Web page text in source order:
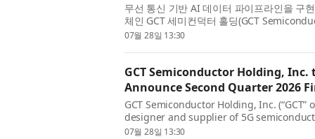
무선 통신 기반 AI 데이터 파이프라인을 구
체인 GCT 세미컨덕터 홀딩(GCT
거래소: GCTS)은 2026년 6월 30일 마...
07월 28일 13:30
GCT Semiconductor Holding,
Announce Second Quarter 2026
GCT Semiconductor Holding, Inc. (“GCT”
designer and supplier of 5G
wireless connectivity, today announced
07월 28일 13:30